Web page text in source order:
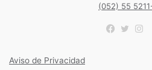
(052) 55
Aviso de Privacidad